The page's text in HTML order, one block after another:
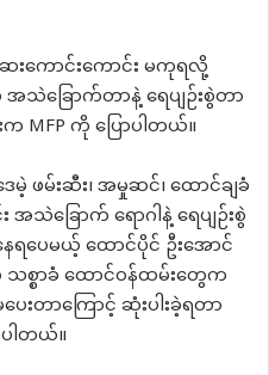
ကောင်းကောင်း မကုရလို့
သဲခြောက်တာနဲ့ ရေပျဉ်းစွဲတာ
ကို ပြောပါတယ်။
မဲ့ ဖမ်းဆီး၊ အမှုဆင်၊ ထောင်ချခံ
ခြောက် ရောဂါနဲ့ ရေပျဉ်းစွဲ
နေရပေမယ့် ထောင်ပိုင် ဦးအောင်
စ္စာခံ ထောင်ဝန်ထမ်းတွေက
တာကြောင့် ဆုံးပါးခဲ့ရတာ
ါတယ်။